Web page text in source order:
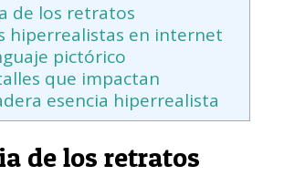
de los retratos
hiperrealistas en internet
pictórico
que impactan
esencia hiperrealista
de los retratos